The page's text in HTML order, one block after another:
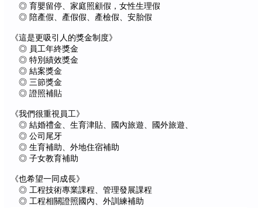
◎ 育嬰留停、家庭照顧假，女性生理假
◎ 陪產假、產假假、產檢假、安胎假
《這是更吸引人的獎金制度》
◎ 員工年終獎金
◎ 特別績效獎金
◎ 結案獎金
◎ 三節獎金
◎ 證照補貼
《我們很重視員工》
◎ 結婚禮金、生育津貼、國內旅遊、國外旅遊、
◎ 公司尾牙
◎ 生育補助、外地住宿補助
◎ 子女教育補助
《也希望一同成長》
◎ 工程技術專業課程、管理發展課程
◎ 工程相關證照國內、外訓練補助